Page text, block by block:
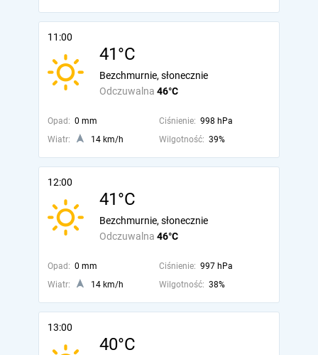
11:00
41°C
Odczuwalna 46°C
Bezchmurnie, słonecznie
Opad: 0 mm Ciśnienie: 998 hPa
Wiatr:
14 km/h Wilgotność: 39%
12:00
41°C
Odczuwalna 46°C
Bezchmurnie, słonecznie
Opad: 0 mm Ciśnienie: 997 hPa
Wiatr:
14 km/h Wilgotność: 38%
13:00
40°C